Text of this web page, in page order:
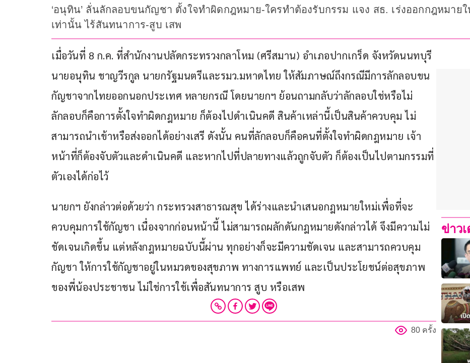
​​‘อนุทิน’ ลั่นลักลอบขนกัญชา ตั้งใจทำผิดกฎหมาย-ใครทำต้องรับกรรม แจง สธ. เร่งออกกฎหมาย
เท่านั้น ไร้สันทนาการ-สูบ เสพ​
เมื่อวันที่ 8 ก.ค. ที่สำนักงานปลัดกระทรวงกลาโหม (ศรีสมาน) อำเภอปากเกร็ด จังหวัดนนทบุรี
นายอนุทิน ชาญวีรกูล นายกรัฐมนตรีและรมว.มหาดไทย ให้สัมภาษณ์ถึงกรณีมีการลักลอบขน
กัญชาจากไทยออกนอกประเทศ หลายกรณี โดยนายกฯ ย้อนถามกลับว่าลักลอบใช่หรือไม่
ลักลอบก็คือการตั้งใจทำผิดกฎหมาย ก็ต้องไปดำเนินคดี สินค้าเหล่านี้เป็นสินค้าควบคุม ไม่
สามารถนำเข้าหรือส่งออกได้อย่างเสรี ดังนั้น คนที่ลักลอบก็คือคนที่ตั้งใจทำผิดกฎหมาย เจ้า
หน้าที่ก็ต้องจับตัวและดำเนินคดี และหากไปที่ปลายทางแล้วถูกจับตัว ก็ต้องเป็นไปตามกรรมที่
ตัวเองได้ก่อไว้
นายกฯ ยังกล่าวต่อด้วยว่า กระทรวงสาธารณสุข ได้ร่างและนำเสนอกฎหมายใหม่เพื่อที่จะ
ควบคุมการใช้กัญชา เนื่องจากก่อนหน้านี้ ไม่สามารถผลักดันกฎหมายดังกล่าวได้ จึงมีความไม่
ชัดเจนเกิดขึ้น แต่หลังกฎหมายฉบับนี้ผ่าน ทุกอย่างก็จะมีความชัดเจน และสามารถควบคุม
กัญชา ให้การใช้กัญชาอยู่ในหมวดของสุขภาพ ทางการแพทย์ และเป็นประโยชน์ต่อสุขภาพ
ของพี่น้องประชาชน ไม่ใช่การใช้เพื่อสันทนาการ สูบ หรือเสพ
80 ครั้ง
ข่าว